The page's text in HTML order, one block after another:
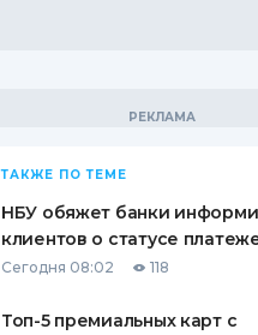
ТАКЖЕ ПО ТЕМЕ
НБУ обяжет банки
клиентов о статусе
Сегодня 08:02 118
Топ-5 премиальных карт с